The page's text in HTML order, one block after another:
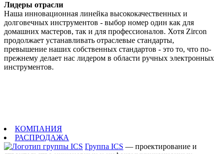
Лидеры отрасли
Наша инновационная линейка высококачественных и
долговечных инструментов - выбор номер один как для
домашних мастеров, так и для профессионалов. Хотя Zircon
продолжает устанавливать отраслевые стандарты,
превышение наших собственных стандартов - это то, что по-
прежнему делает нас лидером в области ручных электронных
инструментов.
КОМПАНИЯ
РАСПРОДАЖА
Группа ICS — проектирование и